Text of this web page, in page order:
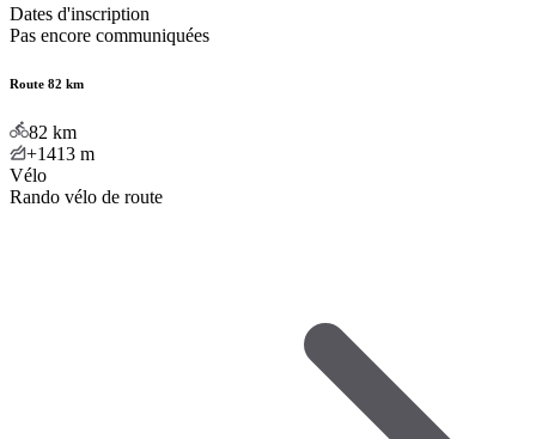
Dates d'inscription
Pas encore communiquées
Route 82 km
82 km
+1413 m
Vélo
Rando vélo de route